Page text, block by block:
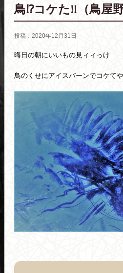
鳥⁉コケた‼（鳥屋
投稿：2020年12月31日
晦日の朝にいいもの見ィィっけ
鳥のくせにアイスバーンでコケて